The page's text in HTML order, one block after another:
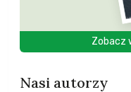
Zobacz
Nasi autorzy